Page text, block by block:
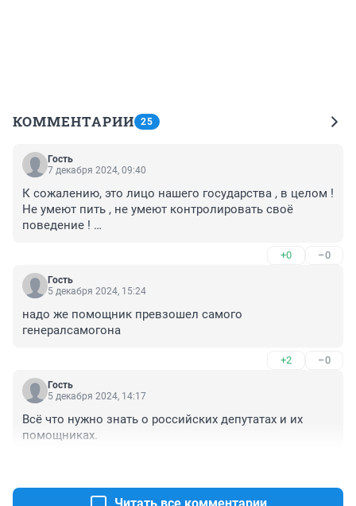
КОММЕНТАРИИ 25
Гость
7 декабря 2024, 09:40
К сожалению, это лицо нашего государства , в целом !
Не умеют пить , не умеют контролировать своё
поведение !
+0 –0
Гость
5 декабря 2024, 15:24
надо же помощник превзошел самого
генералсамогона
+2 –0
Гость
5 декабря 2024, 14:17
Всё что нужно знать о российских депутатах и их
помощниках.